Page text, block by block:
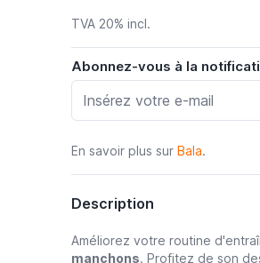
TVA 20% incl.
Abonnez-vous à la
En savoir plus sur Bala.
Description
Améliorez votre routine
manchons. Profitez de son